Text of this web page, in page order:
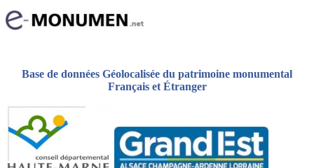
Base de données Géolocalisée du patrimoine monumental
Français et Étranger